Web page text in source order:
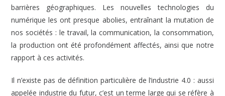
barrières géographiques. Les nouvelles technologies du
numérique les ont presque abolies, entraînant la mutation de
nos sociétés : le travail, la communication, la consommation,
la production ont été profondément affectés, ainsi que notre
rapport à ces activités.
Il n’existe pas de définition particulière de l’industrie 4.0 : aussi
appelée industrie du futur, c’est un terme large qui se réfère à